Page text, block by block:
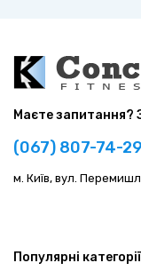
Маєте запитання?
(067) 807-74-29
м. Київ, вул.
Популярні категорії